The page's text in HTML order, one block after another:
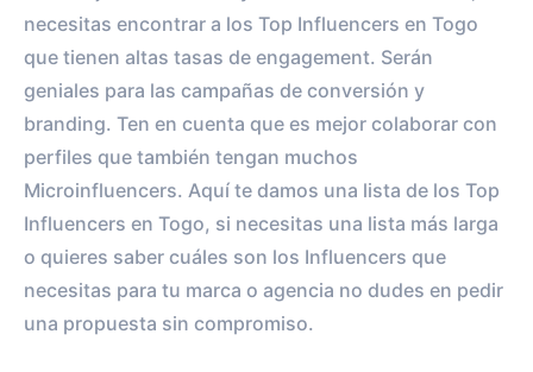
necesitas encontrar a los Top Influencers en Togo
que tienen altas tasas de engagement. Serán
geniales para las campañas de conversión y
branding. Ten en cuenta que es mejor colaborar con
perfiles que también tengan muchos
Microinfluencers. Aquí te damos una lista de los Top
Influencers en Togo, si necesitas una lista más larga
o quieres saber cuáles son los Influencers que
necesitas para tu marca o agencia no dudes en pedir
una propuesta sin compromiso.